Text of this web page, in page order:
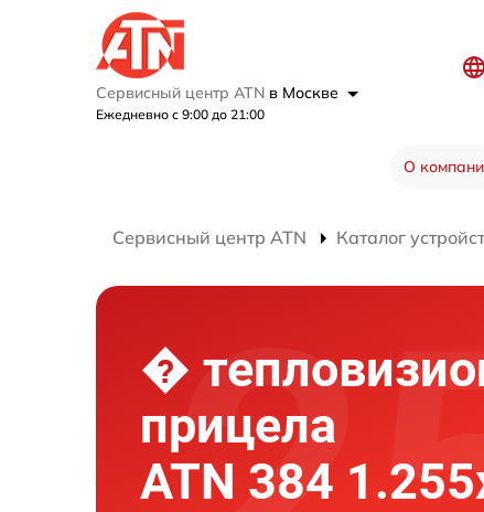
Сервисный центр ATN в Москве
Ежедневно с 9:00 до 21:00
О
Сервисный центр ATN Каталог
�
прицела
ATN 384